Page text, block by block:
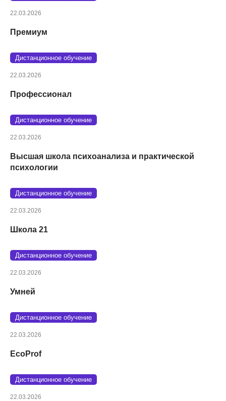
22.03.2026
Премиум
Дистанционное обучение
22.03.2026
Профессионал
Дистанционное обучение
22.03.2026
Высшая школа психоанализа и практической
психологии
Дистанционное обучение
22.03.2026
Школа 21
Дистанционное обучение
22.03.2026
Умней
Дистанционное обучение
22.03.2026
EcoProf
Дистанционное обучение
22.03.2026